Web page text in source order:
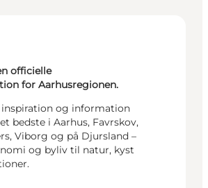
officielle
for Aarhusregionen.
inspiration og information
bedste i Aarhus, Favrskov,
Viborg og på Djursland –
og byliv til natur, kyst